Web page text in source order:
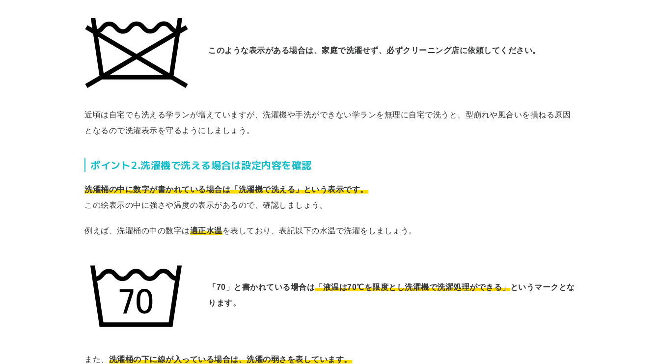
このような表示がある場合は、家庭で洗濯せず、必ずクリーニング店に依頼してください。
近頃は自宅でも洗える学ランが増えていますが、洗濯機や手洗ができない学ランを無理に自宅で洗うと、型崩れや風合いを損ねる原因
となるので洗濯表示を守るようにしましょう。
ポイント2.洗濯機で洗える場合は設定内容を確認
洗濯桶の中に数字が書かれている場合は「洗濯機で洗える」という表示です。
この絵表示の中に強さや温度の表示があるので、確認しましょう。
例えば、洗濯桶の中の数字は適正水温を表しており、表記以下の水温で洗濯をしましょう。
「70」と書かれている場合は「液温は70℃を限度とし洗濯機で洗濯処理ができる」というマークとな
ります。
また、 洗濯桶の下に線が入っている場合は、洗濯の弱さを表しています。